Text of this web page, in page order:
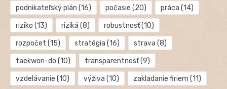
podnikateľský plán (16) počasie (20) práca (14)
riziko (13) riziká (8) robustnosť(10)
rozpočet (15) stratégia (16) strava (8)
taekwon-do (10) transparentnosť(9)
vzdelávanie (10) výživa (10) zakladanie firiem (11)